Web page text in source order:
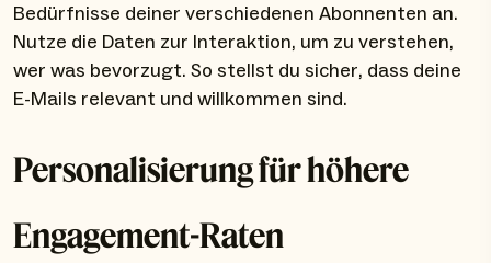
Bedürfnisse deiner verschiedenen Abonnenten an.
Nutze die Daten zur Interaktion, um zu verstehen,
wer was bevorzugt. So stellst du sicher, dass deine
E-Mails relevant und willkommen sind.
Personalisierung für höhere
Engagement-Raten